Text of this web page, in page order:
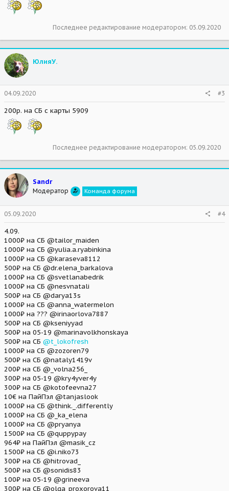
Последнее редактирование модератором: 05.09.2020
ЮлияУ.
04.09.2020 #3
200р. на СБ с карты 5909
Последнее редактирование модератором: 05.09.2020
Sandr
Модератор Команда форума
05.09.2020 #4
4.09.
1000₽ на СБ @tailor_maiden
1000₽ на СБ @yulia.a.ryabinkina
1000₽ на СБ @karaseva8112
500₽ на СБ @dr.elena_barkalova
1000₽ на СБ @svetlanabedrik
1000₽ на СБ @nesvnatali
500₽ на СБ @darya13s
1000₽ на СБ @anna_watermelon
1000₽ на ??? @irinaorlova7887
500₽ на СБ @kseniyyad
500₽ на 05-19 @marinavolkhonskaya
500₽ на СБ @t_lokofresh
1000₽ на СБ @zozoren79
500₽ на СБ @nataly1419v
200₽ на СБ @_volna256_
300₽ на 05-19 @kry4yver4y
300₽ на СБ @kotofeevna27
10€ на ПайПэл @tanjaslook
1000₽ на СБ @think._.differently
1000₽ на СБ @_ka_elena
1000₽ на СБ @pryanya
1500₽ на СБ @quppypay
964₽ на ПайПэл @masik_cz
1500₽ на СБ @i.niko73
300₽ на СБ @hitrovad_
500₽ на СБ @sonidis83
100₽ на 05-19 @grineeva
300₽ на СБ @olga_proxorova11